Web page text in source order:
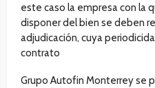
este caso la empresa con la
disponer del bien se deben
adjudicación, cuya
contrato
Grupo Autofin Monterrey se